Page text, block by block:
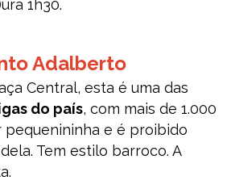
1h30.
Adalberto
Central, esta é uma das
do país, com mais de 1.000
pequenininha e é proibido
Tem estilo barroco. A